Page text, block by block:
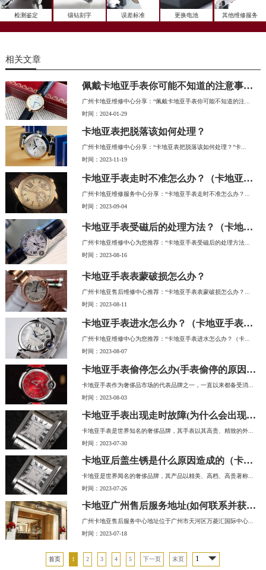
检测鉴定 镶钻刻字 误差标准 更换电池 其他维修服务
相关文章
佩戴卡地亚手表你可能不知道的注意事项！
广州卡地亚维修中心分享：“佩戴卡地亚手表你可能不知道的注...
时间：2024-01-29
卡地亚表把脱落该如何处理？
广州卡地亚维修中心分享：“卡地亚表把脱落该如何处理？”卡...
时间：2023-11-19
卡地亚手表走时不准怎么办？（卡地亚手表走时故障解决办法）
广州卡地亚维修服务中心分享：“卡地亚手表走时不准怎么办？...
时间：2023-09-04
卡地亚手表受磁后的处理方法？（卡地亚手表受磁）
广州卡地亚维修中心为您推荐：“卡地亚手表受磁后的处理方法...
时间：2023-08-16
卡地亚手表表蒙破损怎么办？
广州卡地亚售后维修中心推荐：“卡地亚手表表蒙破损怎么办？...
时间：2023-08-11
卡地亚手表进水怎么办？（卡地亚手表进水）
广州卡地亚维修中心为您推荐：“卡地亚手表进水怎么办？（卡...
时间：2023-08-07
卡地亚手表偷停怎么办(手表偷停的原因及解决方法)
卡地亚手表作为奢侈品市场的代表品牌之一，一直以来都备受消...
时间：2023-08-03
卡地亚手表出现走时故障(为什么会出现故障)
卡地亚手表是世界知名的奢侈品牌，其手表以其高贵、精致的外...
时间：2023-07-30
卡地亚后盖生锈是什么原因造成的（卡地亚生锈怎么办）
卡地亚是世界闻名的奢侈品牌，其产品以精美、高档、高贵著称...
时间：2023-07-26
卡地亚广州售后服务地址(如何联系并获得卡地亚售后服务)
广州卡地亚售后服务中心地址位于广州市天河区万菱汇国际中心...
时间：2023-07-18
首页 1 2 3 4 5 下一页 末页